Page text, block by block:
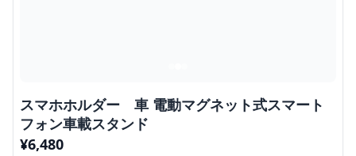
スマホホルダー 車 電動マグネット式スマート
フォン車載スタンド
¥6,480